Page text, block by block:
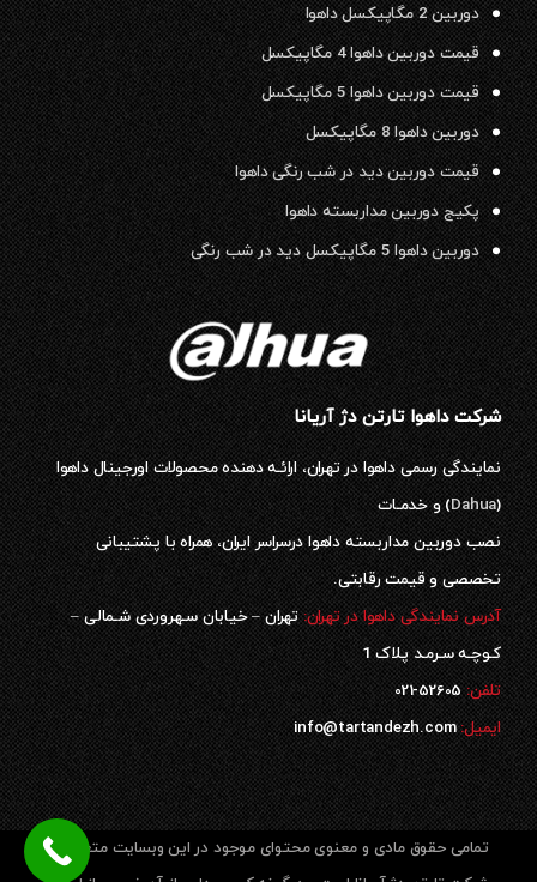
دوربین 2 مگاپیکسل داهوا
قیمت دوربین داهوا 4 مگاپیکسل
قیمت دوربین داهوا 5 مگاپیکسل
دوربین داهوا 8 مگاپیکسل
قیمت دوربین دید در شب رنگی داهوا
پکیج دوربین مداربسته داهوا
دوربین داهوا 5 مگاپیکسل دید در شب رنگی
شرکت داهوا تارتن دژ آریانا
نمایندگی رسمی داهوا در تهران، ارائـه دهنده محصولات اورجینال داهوا
(
Dahua) و خدمـات
نصب دوربین مداربسته داهوا درسراسر ایران، همراه با پشتیبانی
تخصصی و قیمت رقابتی.
آدرس نمایندگی داهوا در تهران:تهران – خیابان سـهروردی شـمالی –
کـوچـه سـرمـد پلاک 1
تلفن:52605-021
ایمیل:info@tartandezh.com
تمامی حقوق مادی و معنوی محتوای موجود در این وبسایت متعلق به